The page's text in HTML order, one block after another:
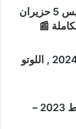
نتائج سحب اللوتو 2320 ليوم الخميس 5 حزيران
نتائج اللوتو 2242 الخميس 22 آب 2024 , اللوتو
نتائج اللوتو 2084 الخميس 16 شباط 2023 –